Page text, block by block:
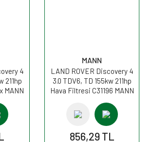
4
211hp
MANN
MANN
LAND ROVER Discovery 4
3.0 TDV6, TD 155kw 211hp
Hava Filtresi C31196 MANN
856,29 TL